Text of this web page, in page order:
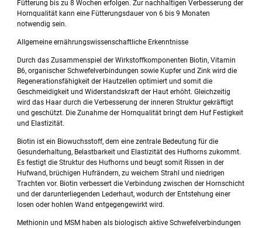
Fütterung bis zu 8 Wochen erfolgen. Zur nachhaltigen Verbesserung der
Hornqualität kann eine Fütterungsdauer von 6 bis 9 Monaten
notwendig sein.
Allgemeine ernährungswissenschaftliche Erkenntnisse
Durch das Zusammenspiel der Wirkstoffkomponenten Biotin, Vitamin
B6, organischer Schwefelverbindungen sowie Kupfer und Zink wird die
Regenerationsfähigkeit der Hautzellen optimiert und somit die
Geschmeidigkeit und Widerstandskraft der Haut erhöht. Gleichzeitig
wird das Haar durch die Verbesserung der inneren Struktur gekräftigt
und geschützt. Die Zunahme der Hornqualität bringt dem Huf Festigkeit
und Elastizität.
Biotin ist ein Biowuchsstoff, dem eine zentrale Bedeutung für die
Gesunderhaltung, Belastbarkeit und Elastizität des Hufhorns zukommt.
Es festigt die Struktur des Hufhorns und beugt somit Rissen in der
Hufwand, brüchigen Hufrändern, zu weichem Strahl und niedrigen
Trachten vor. Biotin verbessert die Verbindung zwischen der Hornschicht
und der darunterliegenden Lederhaut, wodurch der Entstehung einer
losen oder hohlen Wand entgegengewirkt wird.
Methionin und MSM haben als biologisch aktive Schwefelverbindungen